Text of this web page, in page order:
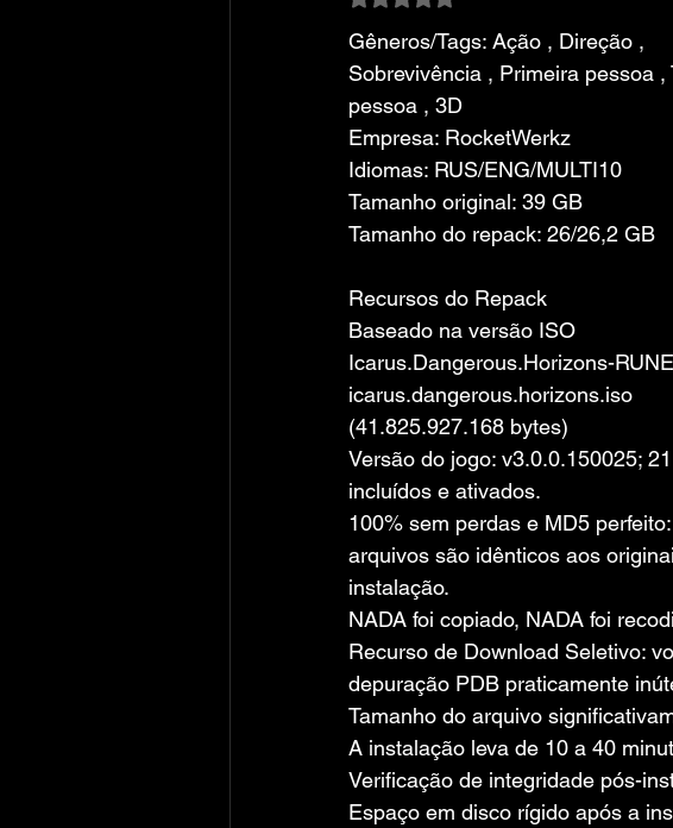
Gêneros/Tags: Ação , Direção ,
Sobrevivência , Primeira pessoa ,
pessoa , 3D
Empresa: RocketWerkz
Idiomas: RUS/ENG/MULTI10
Tamanho original: 39 GB
Tamanho do repack: 26/26,2 GB
Recursos do Repack
Baseado na versão ISO
Icarus.Dangerous.Horizons-
icarus.dangerous.horizons.iso
(41.825.927.168 bytes)
Versão do jogo: v3.0.0.150025;
incluídos e ativados.
100% sem perdas e MD5
arquivos são idênticos aos
instalação.
NADA foi copiado, NADA foi
Recurso de Download Seletivo:
depuração PDB praticamente
Tamanho do arquivo
A instalação leva de 10 a 40
Verificação de integridade pós-
Espaço em disco rígido após a